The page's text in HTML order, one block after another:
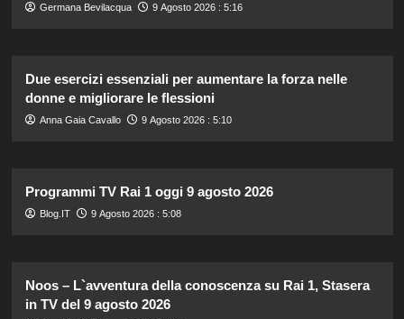
Germana Bevilacqua 9 Agosto 2026 : 5:16
Due esercizi essenziali per aumentare la forza nelle
donne e migliorare le flessioni
Anna Gaia Cavallo 9 Agosto 2026 : 5:10
Programmi TV Rai 1 oggi 9 agosto 2026
Blog.IT 9 Agosto 2026 : 5:08
Noos – L`avventura della conoscenza su Rai 1, Stasera
in TV del 9 agosto 2026